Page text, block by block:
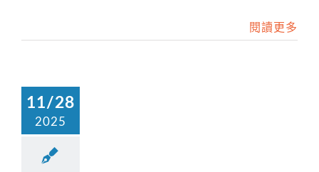
閱讀更多
11/28
2025